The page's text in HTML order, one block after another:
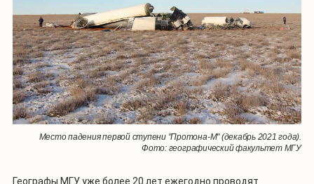
Место падения первой ступени "Протона-М" (декабрь 2021 года).
Фото: географический факультет МГУ
Географы МГУ уже более 20 лет ежегодно проводят